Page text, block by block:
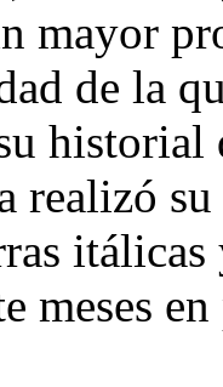
mayor
de la
realizó
meses